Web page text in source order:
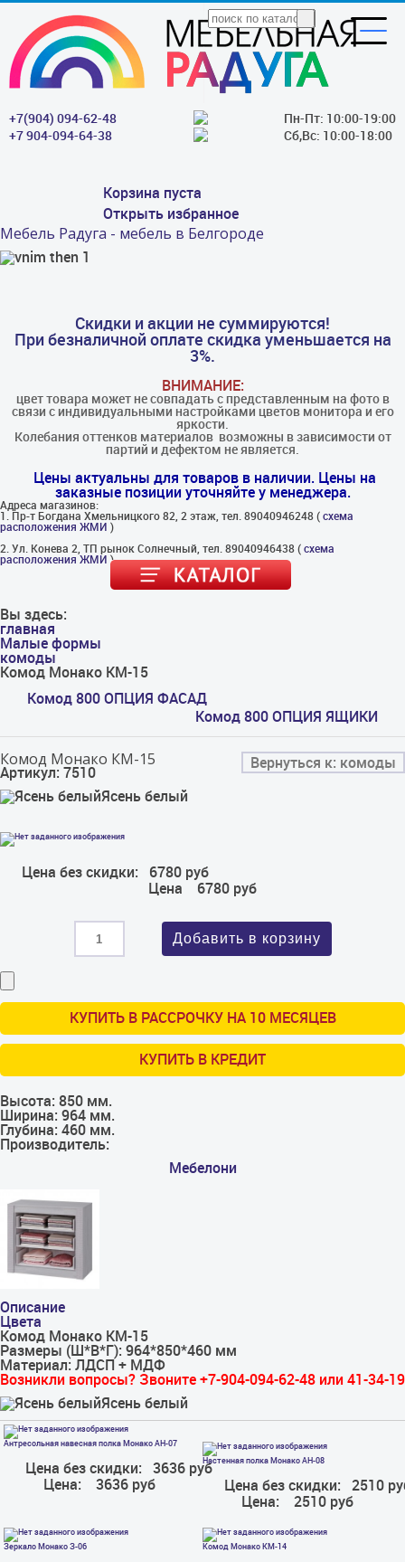
+7(904) 094-62-48
+7 904-094-64-38
Пн-Пт: 10:00-19:00
Сб,Вс: 10:00-18:00
Корзина пуста
Открыть избранное
Мебель Радуга - мебель в Белгороде
Скидки и акции не суммируются!
При безналичной оплате скидка уменьшается на
3%.
ВНИМАНИЕ:
цвет товара может не совпадать с представленным на фото в
связи с индивидуальными настройками цветов монитора и его
яркости.
Колебания оттенков материалов​ ​ возможны в зависимости от
партий и дефектом не является.
Цены актуальны для товаров в наличии. Цены на
заказные позиции уточняйте у менеджера.
Адреса магазинов:
1. Пр-т Богдана Хмельницкого 82, 2 этаж, тел. 89040946248 ( схема
расположения ЖМИ )
2. Ул. Конева 2, ТП рынок Солнечный, тел. 89040946438 ( схема
расположения ЖМИ )
Вы здесь:
главная
Малые формы
комоды
Комод Монако КМ-15
Комод 800 ОПЦИЯ ФАСАД
Комод 800 ОПЦИЯ ЯЩИКИ
Вернуться к: комоды
Комод Монако КМ-15
Артикул: 7510
Ясень белый
Цена без скидки:
6780 руб
Цена
6780 руб
КУПИТЬ В РАССРОЧКУ НА 10 МЕСЯЦЕВ
КУПИТЬ В КРЕДИТ
Высота: 850 мм.
Ширина: 964 мм.
Глубина: 460 мм.
Производитель:
Мебелони
Описание
Цвета
Комод Монако КМ-15
Размеры (Ш*В*Г): 964*850*460 мм
Материал: ЛДСП + МДФ
Возникли вопросы? Звоните +7-904-094-62-48 или 41-34-19
Ясень белый
Антресольная навесная полка Монако АН-07
Цена без скидки:
3636 руб
Цена:
3636 руб
Настенная полка Монако АН-08
Цена без скидки:
2510
Цена:
2510 руб
Зеркало Монако З-06 Комод Монако КМ-14